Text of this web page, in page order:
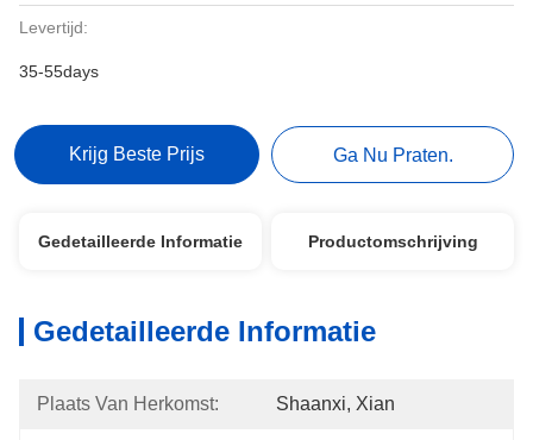
Levertijd:
35-55days
Krijg Beste Prijs Ga Nu Praten.
Gedetailleerde Informatie Productomschrijving
Gedetailleerde Informatie
Plaats Van Herkomst: Shaanxi, Xian